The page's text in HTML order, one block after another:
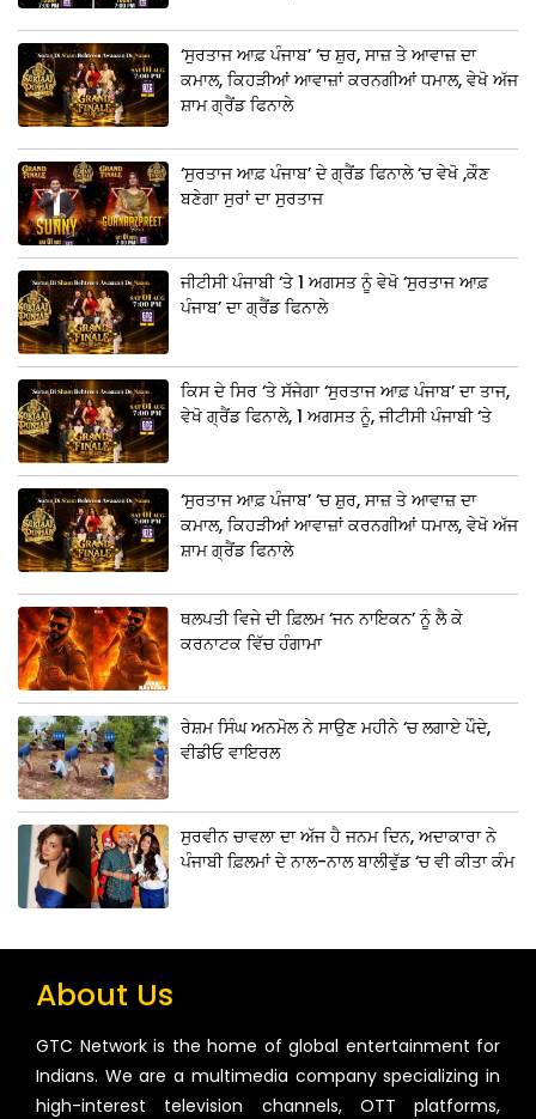
‘ਸੁਰਤਾਜ ਆਫ਼ ਪੰਜਾਬ’ ‘ਚ ਸ਼ੁਰ, ਸਾਜ਼ ਤੇ ਆਵਾਜ਼ ਦਾ
ਕਮਾਲ, ਕਿਹੜੀਆਂ ਆਵਾਜ਼ਾਂ ਕਰਨਗੀਆਂ ਧਮਾਲ, ਵੇਖੋ ਅੱਜ
ਸ਼ਾਮ ਗ੍ਰੈਂਡ ਫਿਨਾਲੇ
‘ਸੁਰਤਾਜ ਆਫ਼ ਪੰਜਾਬ’ ਦੇ ਗ੍ਰੈਂਡ ਫਿਨਾਲੇ ‘ਚ ਵੇਖੋ ,ਕੌਣ
ਬਣੇਗਾ ਸੁਰਾਂ ਦਾ ਸੁਰਤਾਜ
ਜੀਟੀਸੀ ਪੰਜਾਬੀ ‘ਤੇ 1 ਅਗਸਤ ਨੂੰ ਵੇਖੋ ‘ਸੁਰਤਾਜ ਆਫ਼
ਪੰਜਾਬ’ ਦਾ ਗ੍ਰੈਂਡ ਫਿਨਾਲੇ
ਕਿਸ ਦੇ ਸਿਰ ‘ਤੇ ਸੱਜੇਗਾ ‘ਸੁਰਤਾਜ ਆਫ਼ ਪੰਜਾਬ’ ਦਾ ਤਾਜ,
ਵੇਖੋ ਗ੍ਰੈਂਡ ਫਿਨਾਲੇ, 1 ਅਗਸਤ ਨੂੰ, ਜੀਟੀਸੀ ਪੰਜਾਬੀ ‘ਤੇ
‘ਸੁਰਤਾਜ ਆਫ਼ ਪੰਜਾਬ’ ‘ਚ ਸ਼ੁਰ, ਸਾਜ਼ ਤੇ ਆਵਾਜ਼ ਦਾ
ਕਮਾਲ, ਕਿਹੜੀਆਂ ਆਵਾਜ਼ਾਂ ਕਰਨਗੀਆਂ ਧਮਾਲ, ਵੇਖੋ ਅੱਜ
ਸ਼ਾਮ ਗ੍ਰੈਂਡ ਫਿਨਾਲੇ
ਥਲਪਤੀ ਵਿਜੇ ਦੀ ਫ਼ਿਲਮ ‘ਜਨ ਨਾਇਕਨ’ ਨੂੰ ਲੈ ਕੇ
ਕਰਨਾਟਕ ਵਿੱਚ ਹੰਗਾਮਾ
ਰੇਸ਼ਮ ਸਿੰਘ ਅਨਮੋਲ ਨੇ ਸਾਉਣ ਮਹੀਨੇ ‘ਚ ਲਗਾਏ ਪੌਦੇ,
ਵੀਡੀਓ ਵਾਇਰਲ
ਸੁਰਵੀਨ ਚਾਵਲਾ ਦਾ ਅੱਜ ਹੈ ਜਨਮ ਦਿਨ, ਅਦਾਕਾਰਾ ਨੇ
ਪੰਜਾਬੀ ਫ਼ਿਲਮਾਂ ਦੇ ਨਾਲ-ਨਾਲ ਬਾਲੀਵੁੱਡ ‘ਚ ਵੀ ਕੀਤਾ ਕੰਮ
About Us
GTC Network is the home of global entertainment for
Indians. We are a multimedia company specializing in
high-interest television channels, OTT platforms,